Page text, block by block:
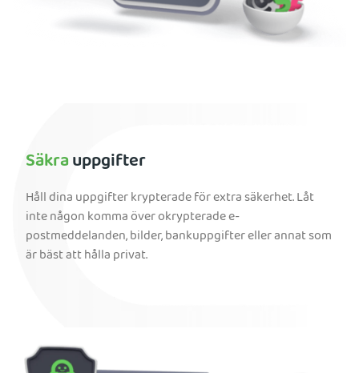
Säkrauppgifter
Håll dina uppgifter krypterade för extra säkerhet. Låt
inte någon komma över okrypterade e-
postmeddelanden, bilder, bankuppgifter eller annat som
är bäst att hålla privat.